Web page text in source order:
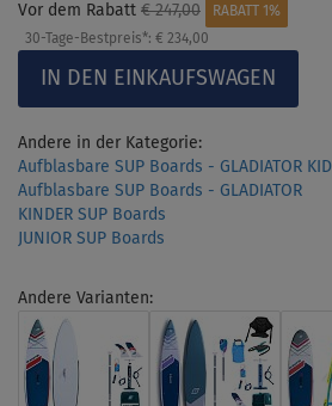
Vor dem Rabatt € 247,00
RABATT 1%
30-Tage-Bestpreis*: € 234,00
Andere in der Kategorie:
Aufblasbare SUP Boards - GLADIATOR KID
Aufblasbare SUP Boards - GLADIATOR
KINDER SUP Boards
JUNIOR SUP Boards
Andere Varianten: